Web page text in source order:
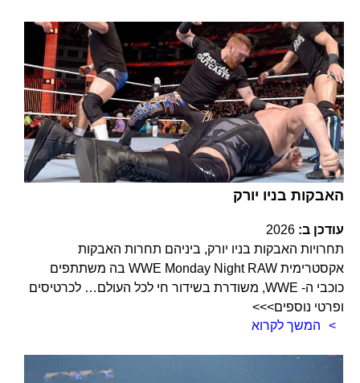
האבקות בניו יורק
עודכן ב: 2026
תחרויות האבקות בניו יורק, ביניהם תחרות האבקות
אקסטרימית WWE Monday Night RAW בה משתתפים
כוכבי ה- WWE, משודרת בשידור חי לכל העולם… לכרטיסים
ופרטי נוספים>>>
המשך לקרוא